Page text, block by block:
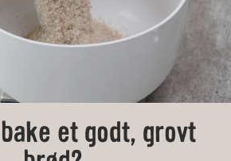
et godt, grovt